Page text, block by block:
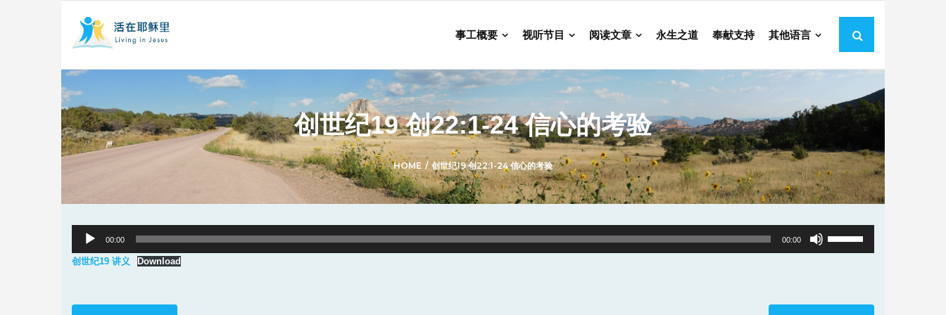
事工概要 视听节目 阅读文章 永生之道 奉献支持 其他语言
创世纪19 创22:1-24 信心的考验
HOME / 创世纪19 创22:1-24 信心的考验
Audio
Player
00:00 00:00
Use
Up/Down
创世纪19 讲义 Download